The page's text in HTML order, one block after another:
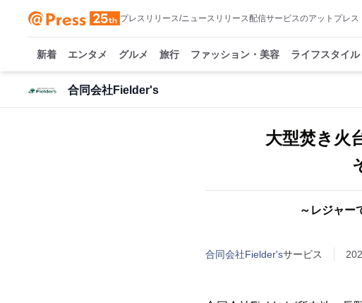
プレスリリース/ニュースリリース配信サービスのアットプレス
新着 エンタメ グルメ 旅行 ファッション・美容 ライフスタイル
合同会社Fielder's
大型焚き火
～レジャー
合同会社Fielder'sサービス